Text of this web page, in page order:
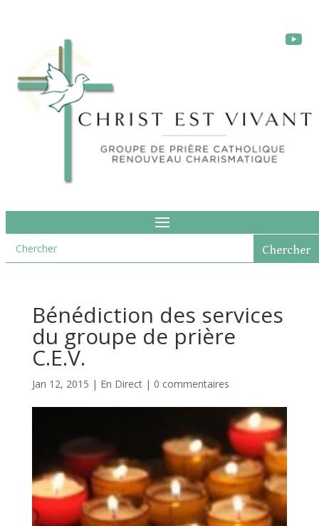
Bénédiction des services
du groupe de prière
C.E.V.
Jan 12, 2015 | En Direct| 0 commentaires